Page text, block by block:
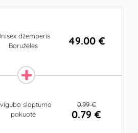
džemperis
Boružėlės
49.00 €
slaptumo
pakuotė
0.99 €
0.79 €